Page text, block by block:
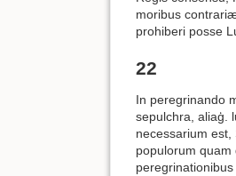
moribus
prohiberi posse
22
In peregrinando
sepulchra, aliaģ.
necessarium
populorum quam